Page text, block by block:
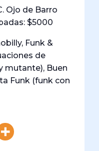
Ojo de Barro
$5000
Funk &
de
mutante), Buen
Funk (funk con